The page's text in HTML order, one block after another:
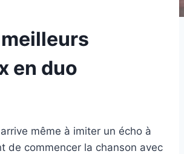
en duo
même à imiter un écho à
de commencer la chanson avec